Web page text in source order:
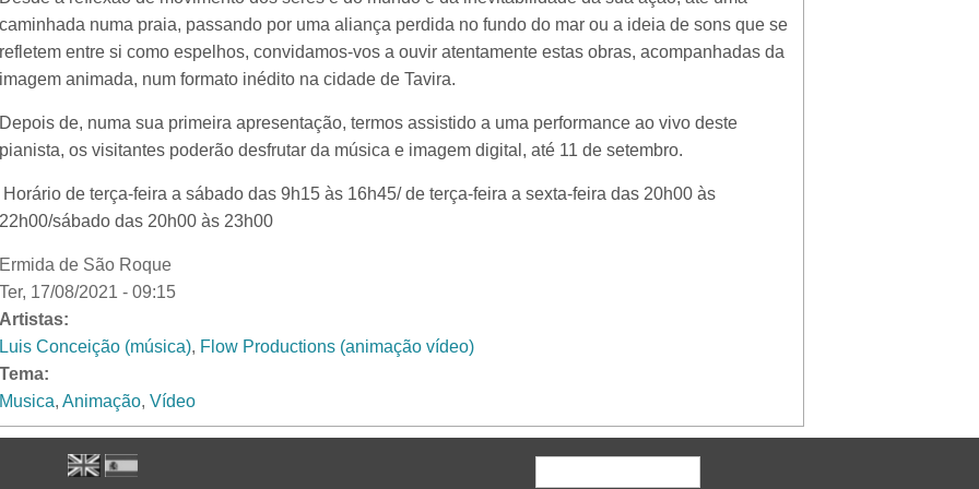
caminhada numa praia, passando por uma aliança perdida no fundo do mar ou a ideia de sons que se
refletem entre si como espelhos, convidamos-vos a ouvir atentamente estas obras, acompanhadas da
imagem animada, num formato inédito na cidade de Tavira.
Depois de, numa sua primeira apresentação, termos assistido a uma performance ao vivo deste
pianista, os visitantes poderão desfrutar da música e imagem digital, até 11 de setembro.
Horário de terça-feira a sábado das 9h15 às 16h45/ de terça-feira a sexta-feira das 20h00 às
22h00/sábado das 20h00 às 23h00
Ermida de São Roque
Ter, 17/08/2021 - 09:15
Artistas:
Luis Conceição (música), Flow Productions (animação vídeo)
Tema:
Musica,Animação,Vídeo